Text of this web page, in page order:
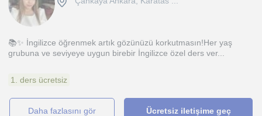
📚✨ İngilizce öğrenmek artık gözünüzü korkutmasın!Her yaş
grubuna ve seviyeye uygun birebir İngilizce özel ders ver...
1. ders ücretsiz
daha fazlasını gör Ücretsiz iletişime geç